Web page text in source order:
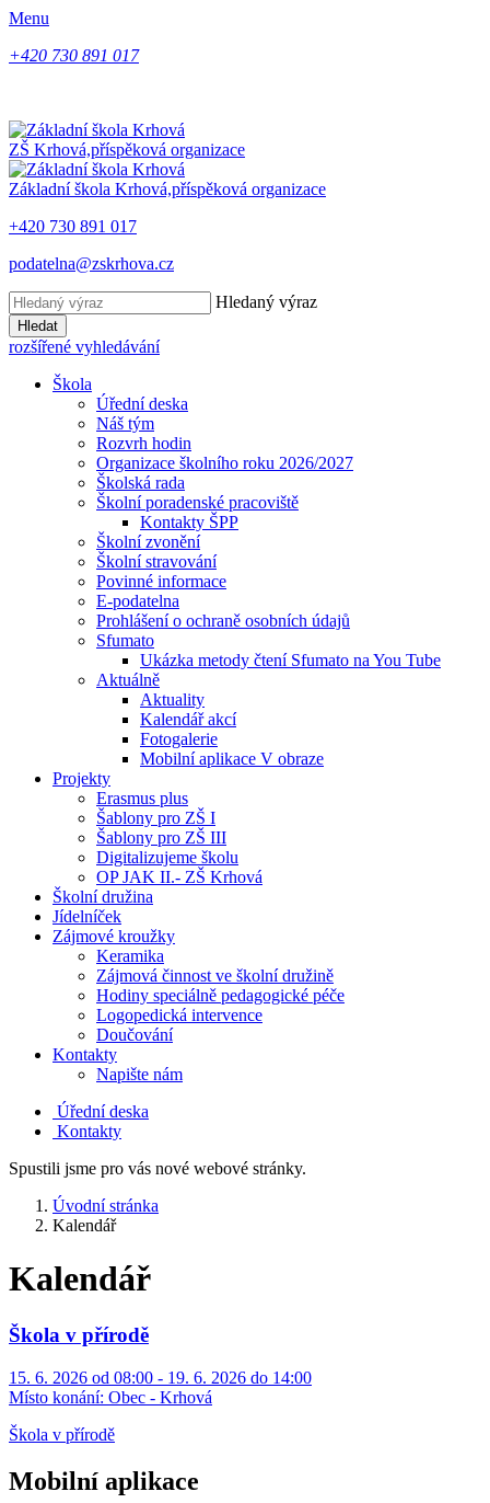
Menu
+420 730 891 017
ZŠ Krhová,příspěková organizace
Základní škola Krhová,příspěková organizace
+420 730 891 017
podatelna@zskrhova.cz
Hledaný výraz
Hledat
rozšířené vyhledávání
Škola
Úřední deska
Náš tým
Rozvrh hodin
Organizace školního roku 2026/2027
Školská rada
Školní poradenské pracoviště
Kontakty ŠPP
Školní zvonění
Školní stravování
Povinné informace
E-podatelna
Prohlášení o ochraně osobních údajů
Sfumato
Ukázka metody čtení Sfumato na You Tube
Aktuálně
Aktuality
Kalendář akcí
Fotogalerie
Mobilní aplikace V obraze
Projekty
Erasmus plus
Šablony pro ZŠ I
Šablony pro ZŠ III
Digitalizujeme školu
OP JAK II.- ZŠ Krhová
Školní družina
Jídelníček
Zájmové kroužky
Keramika
Zájmová činnost ve školní družině
Hodiny speciálně pedagogické péče
Logopedická intervence
Doučování
Kontakty
Napište nám
Úřední deska
Kontakty
Spustili jsme pro vás nové webové stránky.
Úvodní stránka
Kalendář
Kalendář
Škola v přírodě
15. 6. 2026 od 08:00 - 19. 6. 2026 do 14:00
Místo konání: Obec - Krhová
Škola v přírodě
Mobilní aplikace